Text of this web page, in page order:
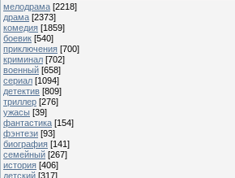
мелодрама [2218]
драма [2373]
комедия [1859]
боевик [540]
приключения [700]
криминал [702]
военный [658]
сериал [1094]
детектив [809]
триллер [276]
ужасы [39]
фантастика [154]
фэнтези [93]
биография [141]
семейный [267]
история [406]
детский [317]